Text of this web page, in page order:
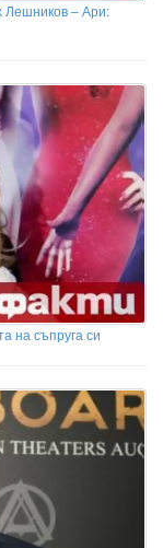
Лешников – Ари:
на съпруга си